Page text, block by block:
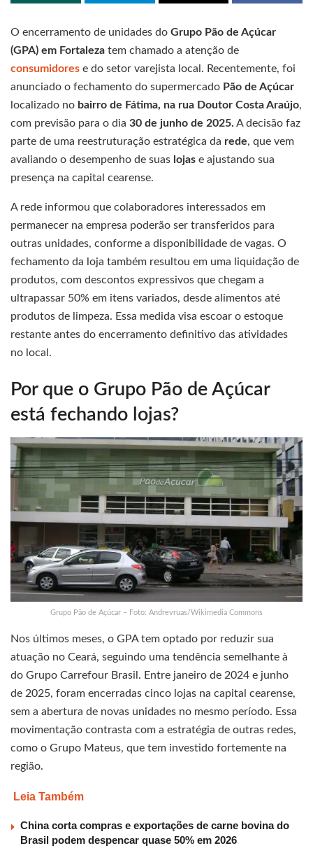
O encerramento de unidades do Grupo Pão de Açúcar
(GPA) em Fortaleza tem chamado a atenção de
consumidores e do setor varejista local. Recentemente, foi
anunciado o fechamento do supermercado Pão de Açúcar
localizado no bairro de Fátima, na rua Doutor Costa Araújo,
com previsão para o dia 30 de junho de 2025. A decisão faz
parte de uma reestruturação estratégica da rede, que vem
avaliando o desempenho de suas lojas e ajustando sua
presença na capital cearense.
A rede informou que colaboradores interessados em
permanecer na empresa poderão ser transferidos para
outras unidades, conforme a disponibilidade de vagas. O
fechamento da loja também resultou em uma liquidação de
produtos, com descontos expressivos que chegam a
ultrapassar 50% em itens variados, desde alimentos até
produtos de limpeza. Essa medida visa escoar o estoque
restante antes do encerramento definitivo das atividades
no local.
Por que o Grupo Pão de Açúcar
está fechando lojas?
Grupo Pão de Açúcar – Foto: Andrevruas/Wikimedia Commons
Nos últimos meses, o GPA tem optado por reduzir sua
atuação no Ceará, seguindo uma tendência semelhante à
do Grupo Carrefour Brasil. Entre janeiro de 2024 e junho
de 2025, foram encerradas cinco lojas na capital cearense,
sem a abertura de novas unidades no mesmo período. Essa
movimentação contrasta com a estratégia de outras redes,
como o Grupo Mateus, que tem investido fortemente na
região.
Leia Também
China corta compras e exportações de carne bovina do
Brasil podem despencar quase 50% em 2026